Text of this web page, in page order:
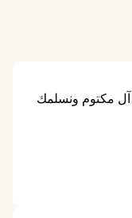
مكتوم ونسلمك